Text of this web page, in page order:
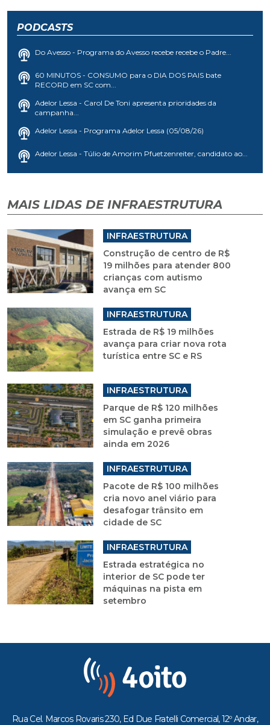
PODCASTS
Do Avesso - Programa do Avesso recebe recebe o Padre...
60 MINUTOS - CONSUMO para o DIA DOS PAIS bate
RECORD em SC com...
Adelor Lessa - Carol De Toni apresenta prioridades da
campanha...
Adelor Lessa - Programa Adelor Lessa (05/08/26)
Adelor Lessa - Túlio de Amorim Pfuetzenreiter, candidato ao...
MAIS LIDAS DE INFRAESTRUTURA
INFRAESTRUTURA
Construção de centro de R$
19 milhões para atender 800
crianças com autismo
avança em SC
INFRAESTRUTURA
Estrada de R$ 19 milhões
avança para criar nova rota
turística entre SC e RS
INFRAESTRUTURA
Parque de R$ 120 milhões
em SC ganha primeira
simulação e prevê obras
ainda em 2026
INFRAESTRUTURA
Pacote de R$ 100 milhões
cria novo anel viário para
desafogar trânsito em
cidade de SC
INFRAESTRUTURA
Estrada estratégica no
interior de SC pode ter
máquinas na pista em
setembro
Rua Cel. Marcos Rovaris 230, Ed Due Fratelli Comercial, 12º Andar,